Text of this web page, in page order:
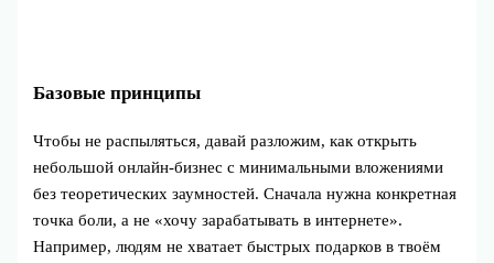
Базовые принципы
Чтобы не распыляться, давай разложим, как открыть
небольшой онлайн-бизнес с минимальными вложениями
без теоретических заумностей. Сначала нужна конкретная
точка боли, а не «хочу зарабатывать в интернете».
Например, людям не хватает быстрых подарков в твоём